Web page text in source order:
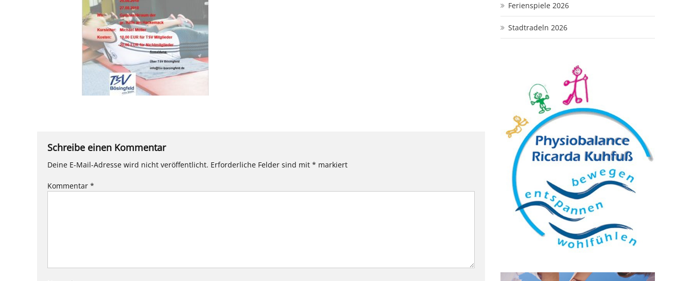
Schreibe einen Kommentar
Deine E-Mail-Adresse wird nicht veröffentlicht. Erforderliche Felder sind mit * markiert
Kommentar *
Ferienspiele 2026
Stadtradeln 2026